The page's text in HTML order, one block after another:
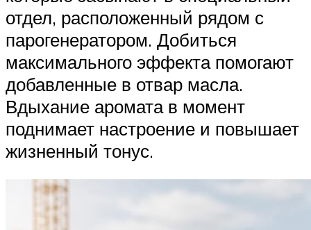
отдел, расположенный рядом с
парогенератором. Добиться
максимального эффекта помогают
добавленные в отвар масла.
Вдыхание аромата в момент
поднимает настроение и повышает
жизненный тонус.